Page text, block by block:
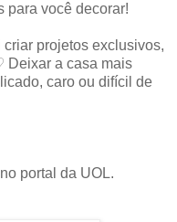
para você decorar!
projetos exclusivos,
Deixar a casa mais
caro ou difícil de
portal da UOL.